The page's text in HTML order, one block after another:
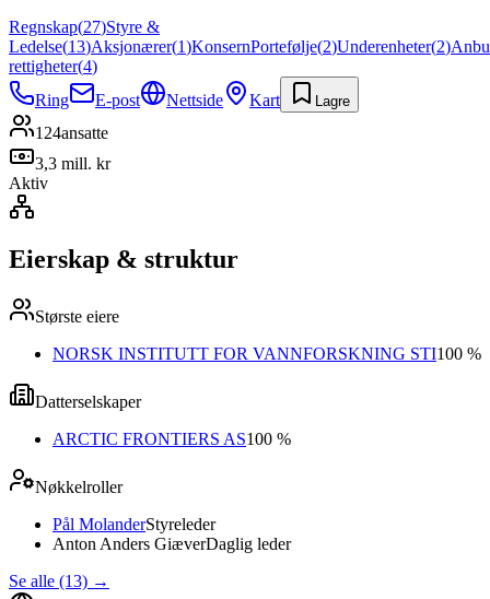
Regnskap(27)Styre &
Ledelse(13)Aksjonærer(1)KonsernPortefølje(2)Underenheter(2)
rettigheter(4)
Ring
E-post Nettside Kart Lagre
124ansatte
3,3 mill. kr
Aktiv
Eierskap & struktur
Største eiere
NORSK INSTITUTT FOR VANNFORSKNING STI100 %
Datterselskaper
ARCTIC FRONTIERS AS100 %
Nøkkelroller
Pål MolanderStyreleder
Anton Anders GiæverDaglig leder
Se alle (13) →